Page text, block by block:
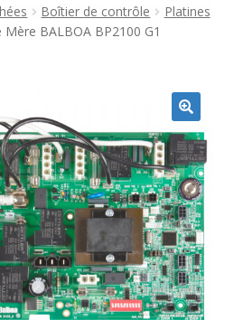
Boîtier de contrôle
Platines
Mère BALBOA BP2100 G1